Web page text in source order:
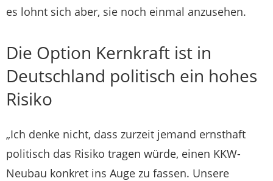
es lohnt sich aber, sie noch einmal anzusehen.
Die Option Kernkraft ist in
Deutschland politisch ein hohes
Risiko
„Ich denke nicht, dass zurzeit jemand ernsthaft
politisch das Risiko tragen würde, einen KKW-
Neubau konkret ins Auge zu fassen. Unsere